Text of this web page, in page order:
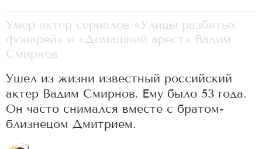
Умер актер сериалов «Улицы разбитых
фонарей» и «Домашний арест» Вадим
Смирнов
Ушел из жизни известный российский
актер Вадим Смирнов. Ему было 53 года.
Он часто снимался вместе с братом-
близнецом Дмитрием.